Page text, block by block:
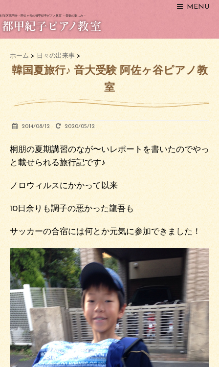
MENU
杉並区高円寺・阿佐ヶ谷の都甲紀子ピアノ教室 ～音楽の楽しみ～
ホーム > 日々の出来事 >
韓国夏旅行♪ 音大受験 阿佐ヶ谷ピアノ教
室
2014/08/12 2020/05/12
桐朋の夏期講習のなが〜いレポートを書いたのでやっ
と載せられる旅行記です♪
ノロウィルスにかかって以来
10日余りも調子の悪かった龍吾も
サッカーの合宿には何とか元気に参加できました！